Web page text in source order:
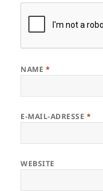
NAME *
E-MAIL-ADRESSE *
WEBSITE